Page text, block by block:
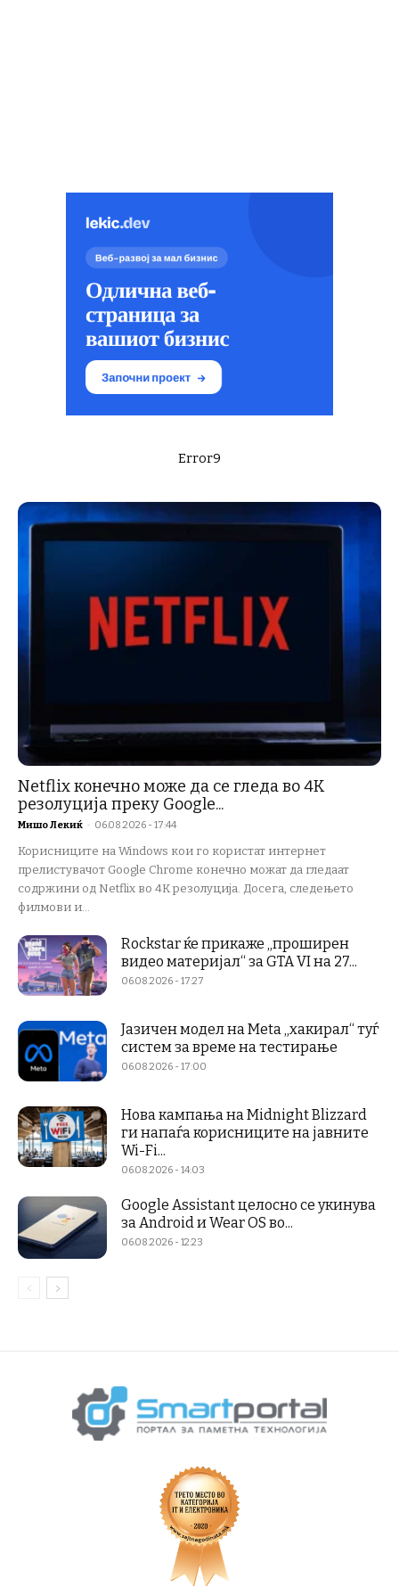
Error9
Netflix конечно може да се гледа во 4K
резолуција преку Google...
Мишо Лекиќ - 06.08.2026 - 17:44
Корисниците на Windows кои го користат интернет
прелистувачот Google Chrome конечно можат да гледаат
содржини од Netflix во 4K резолуција. Досега, следењето
филмови и...
Rockstar ќе прикаже „проширен
видео материјал“ за GTA VI на 27...
06.08.2026 - 17:27
Јазичен модел на Meta „хакирал“ туѓ
систем за време на тестирање
06.08.2026 - 17:00
Нова кампања на Midnight Blizzard
ги напаѓа корисниците на јавните
Wi-Fi...
06.08.2026 - 14:03
Google Assistant целосно се укинува
за Android и Wear OS во...
06.08.2026 - 12:23